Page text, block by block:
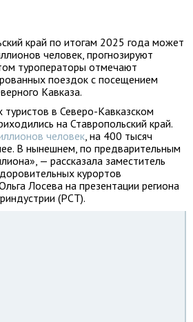
край по итогам 2025 года может
человек, прогнозируют
туроператоры отмечают
поездок с посещением
Кавказа.
в Северо-Кавказском
на Ставропольский край.
человек, на 400 тысяч
В нынешнем, по предварительным
— рассказала заместитель
курортов
Лосева на презентации региона
(РСТ).